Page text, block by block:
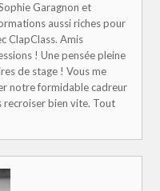
Garagnon et
aussi riches pour
ClapClass. Amis
! Une pensée pleine
de stage ! Vous me
notre formidable cadreur
recroiser bien vite. Tout